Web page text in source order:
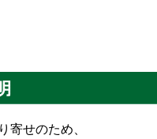
寄せのため、